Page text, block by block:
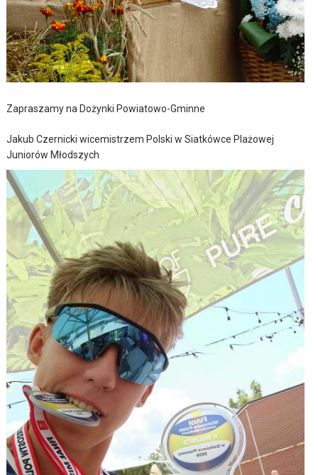
Zapraszamy na Dożynki Powiatowo-Gminne
Jakub Czernicki wicemistrzem Polski w Siatkówce Plażowej
Juniorów Młodszych